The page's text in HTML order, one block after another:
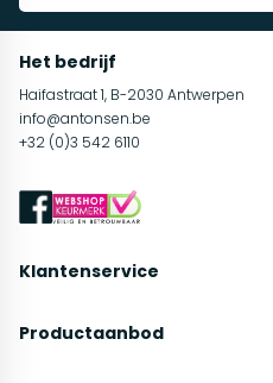
Het bedrijf
Haifastraat 1, B-2030 Antwerpen
info@antonsen.be
+32 (0)3 542 6110
Klantenservice
Productaanbod